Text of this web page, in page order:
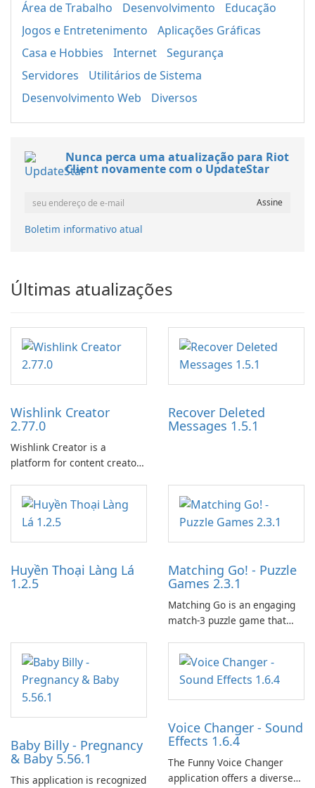
Área de Trabalho
Desenvolvimento
Educação
Jogos e Entretenimento
Aplicações Gráficas
Casa e Hobbies
Internet
Segurança
Servidores
Utilitários de Sistema
Desenvolvimento Web
Diversos
Nunca perca uma atualização para Riot
Client novamente com o UpdateStar
Boletim informativo atual
Últimas atualizações
Wishlink Creator
2.77.0
Wishlink Creator is a
platform for content creators
work through built-in brand
partnerships and integrated
tools for content distribution
and audience engagement.
Recover Deleted
Messages 1.5.1
Huyền Thoại Làng Lá
1.2.5
Matching Go! - Puzzle
Games 2.3.1
Matching Go is an engaging
match-3 puzzle game that
and her charming corgi,
Ollie, on an adventurous
journey across diverse
landscapes.
Baby Billy - Pregnancy
& Baby 5.56.1
This application is recognized
Voice Changer - Sound
Effects 1.6.4
The Funny Voice Changer
application offers a diverse